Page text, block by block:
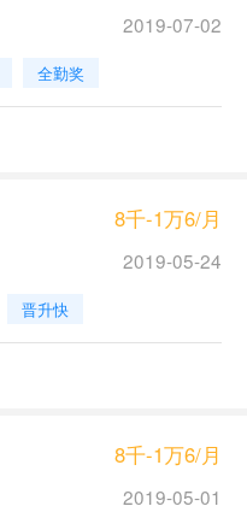
2019-07-02
全勤奖
8千-1万6/月
2019-05-24
晋升快
8千-1万6/月
2019-05-01